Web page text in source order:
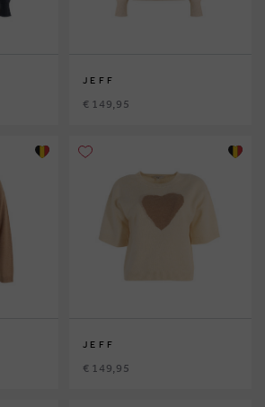
JEFF
€ 149,95
JEFF
€ 149,95